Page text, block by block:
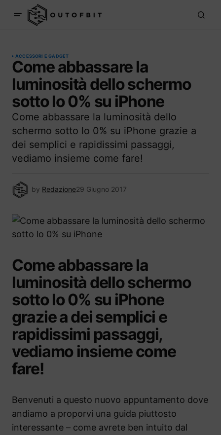
ACCESSORI E GADGET
Come abbassare la
luminosità dello schermo
sotto lo 0% su iPhone
Come abbassare la luminosità dello
schermo sotto lo 0% su iPhone grazie a
dei semplici e rapidissimi passaggi,
vediamo insieme come fare!
by Redazione29 Giugno 2017
Come abbassare la
luminosità dello schermo
sotto lo 0% su iPhone
grazie a dei semplici e
rapidissimi passaggi,
vediamo insieme come
fare!
Benvenuti a questo nuovo appuntamento dove
andiamo a proporvi una guida piuttosto
interessante – come avrete ben intuito dal